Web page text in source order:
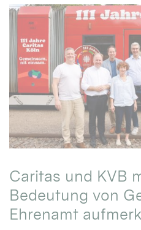
Caritas und KVB
Bedeutung von
Ehrenamt